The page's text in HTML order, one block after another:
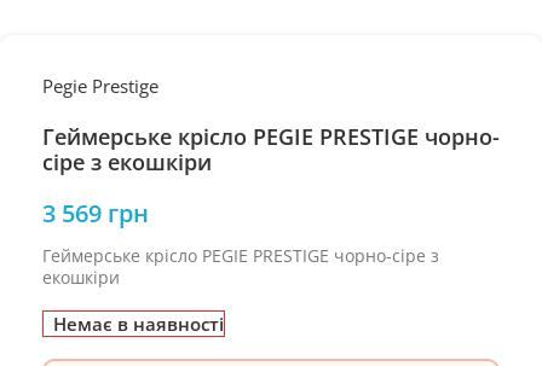
Pegie Prestige
Геймерське крісло PEGIE PRESTIGE чорно-
сіре з екошкіри
3 569 грн
Геймерське крісло PEGIE PRESTIGE чорно-сіре з
екошкіри
Немає в наявності